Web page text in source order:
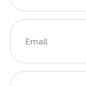
Email
Сайт